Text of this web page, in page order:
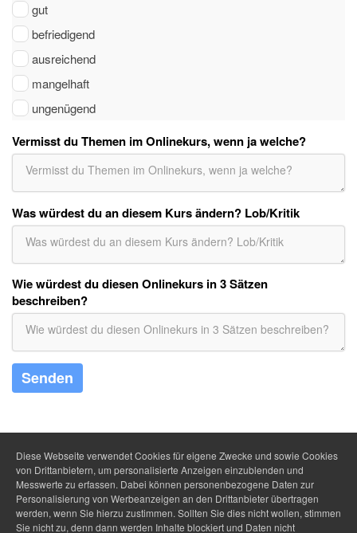
gut
befriedigend
ausreichend
mangelhaft
ungenügend
Vermisst du Themen im Onlinekurs, wenn ja welche?
Was würdest du an diesem Kurs ändern? Lob/Kritik
Wie würdest du diesen Onlinekurs in 3 Sätzen
beschreiben?
Senden
Diese Webseite verwendet Cookies für eigene Zwecke und sowie Cookies
von Drittanbietern, um personalisierte Anzeigen einzublenden und
Messwerte zu erfassen. Dabei können personenbezogene Daten zur
Personalisierung von Werbeanzeigen an den Drittanbieter übertragen
werden, wenn Sie hierzu zustimmen. Sollten Sie dies nicht wollen, stimmen
Sie nicht zu, denn dann werden Inhalte blockiert und Daten nicht